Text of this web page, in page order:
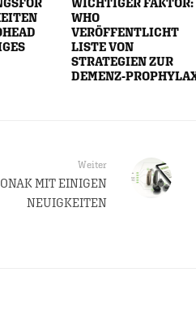
WICHTIGER FAKTOR:
WHO
VERÖFFENTLICHT
LISTE VON
STRATEGIEN ZUR
DEMENZ-
Weiter
MIT EINIGEN
NEUIGKEITEN